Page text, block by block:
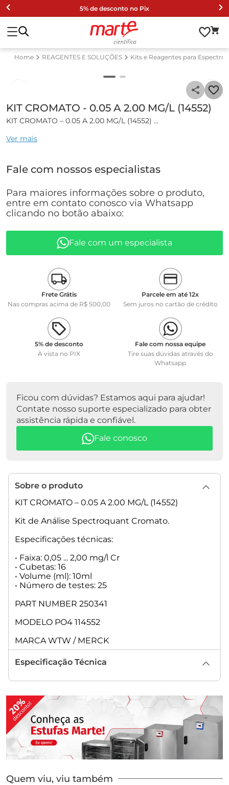
5% de desconto no Pix
REAGENTES E SOLUÇÕES Kits e Reagentes para
KIT CROMATO - 0.05 A 2.00 MG/L (14552)
KIT CROMATO – 0.05 A 2.00 MG/L (14552)
Kit de Análise Spectroquant Cromato.
• Cubetas: 16
• Volume (ml): 10ml
• Número de testes: 25
MODELO PO4 114552
MARCA WTW / MERCK
Ver mais
Fale com nossos especialistas
Para maiores informações sobre o produto,
entre em contato conosco via Whatsapp
clicando no botão abaixo:
Fale com um especialista
Frete Grátis
Nas compras acima de R$ 500,00
Parcele em até 12x
Sem juros no cartão de crédito
5% de desconto
À vista no PIX
Fale com nossa equipe
Tire suas dúvidas através do
Whatsapp
Ficou com dúvidas? Estamos aqui para ajudar!
Contate nosso suporte especializado para obter
assistência rápida e confiável.
Fale conosco
Sobre o produto
KIT CROMATO – 0.05 A 2.00 MG/L (14552)
Kit de Análise Spectroquant Cromato.
Especificações técnicas:
• Faixa: 0,05 ... 2,00 mg/l Cr
• Cubetas: 16
• Volume (ml): 10ml
• Número de testes: 25
PART NUMBER 250341
MODELO PO4 114552
MARCA WTW / MERCK
Especificação Técnica
Quem viu, viu também